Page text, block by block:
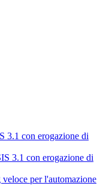
3.1 con erogazione di